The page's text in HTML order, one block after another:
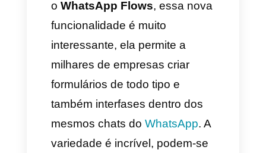
O mês passado, a Meta
oWhatsApp Flows
interessante, ela permite a